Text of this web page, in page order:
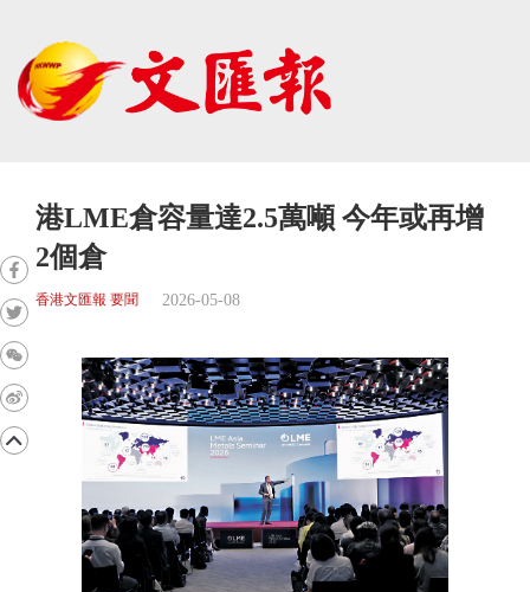
港LME倉容量達2.5萬噸 今年或再增
2個倉
香港文匯報 要聞 2026-05-08